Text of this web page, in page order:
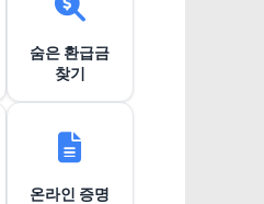
게
이
숨은 환급금
찾기
온라인 증명